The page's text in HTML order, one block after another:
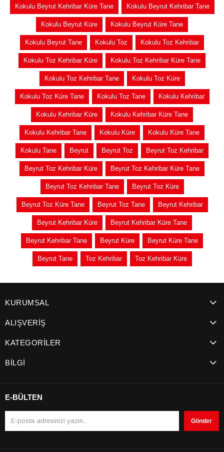
Kokulu Beyrut Kehribar Küre Tane Kokulu Beyrut Kehribar Tane
Kokulu Beyrut Küre Kokulu Beyrut Küre Tane
Kokulu Beyrut Tane Kokulu Toz Kokulu Toz Kehribar
Kokulu Toz Kehribar Küre Kokulu Toz Kehribar Küre Tane
Kokulu Toz Kehribar Tane Kokulu Toz Küre
Kokulu Toz Küre Tane Kokulu Toz Tane Kokulu Kehribar
Kokulu Kehribar Küre Kokulu Kehribar Küre Tane
Kokulu Kehribar Tane Kokulu Küre Kokulu Küre Tane
Kokulu Tane Beyrut Beyrut Toz Beyrut Toz Kehribar
Beyrut Toz Kehribar Küre Beyrut Toz Kehribar Küre Tane
Beyrut Toz Kehribar Tane Beyrut Toz Küre
Beyrut Toz Küre Tane Beyrut Toz Tane Beyrut Kehribar
Beyrut Kehribar Küre Beyrut Kehribar Küre Tane
Beyrut Kehribar Tane Beyrut Küre Beyrut Küre Tane
Beyrut Tane Toz Kehribar Toz Kehribar Küre
KURUMSAL
ALIŞVERİŞ
KATEGORİLER
BİLGİ
E-BÜLTEN
Gönder